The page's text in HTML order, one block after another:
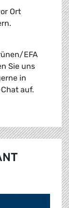
Ort
EFA
Sie uns
in
auf.